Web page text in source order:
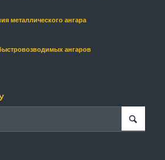
металлического ангара
ангаров